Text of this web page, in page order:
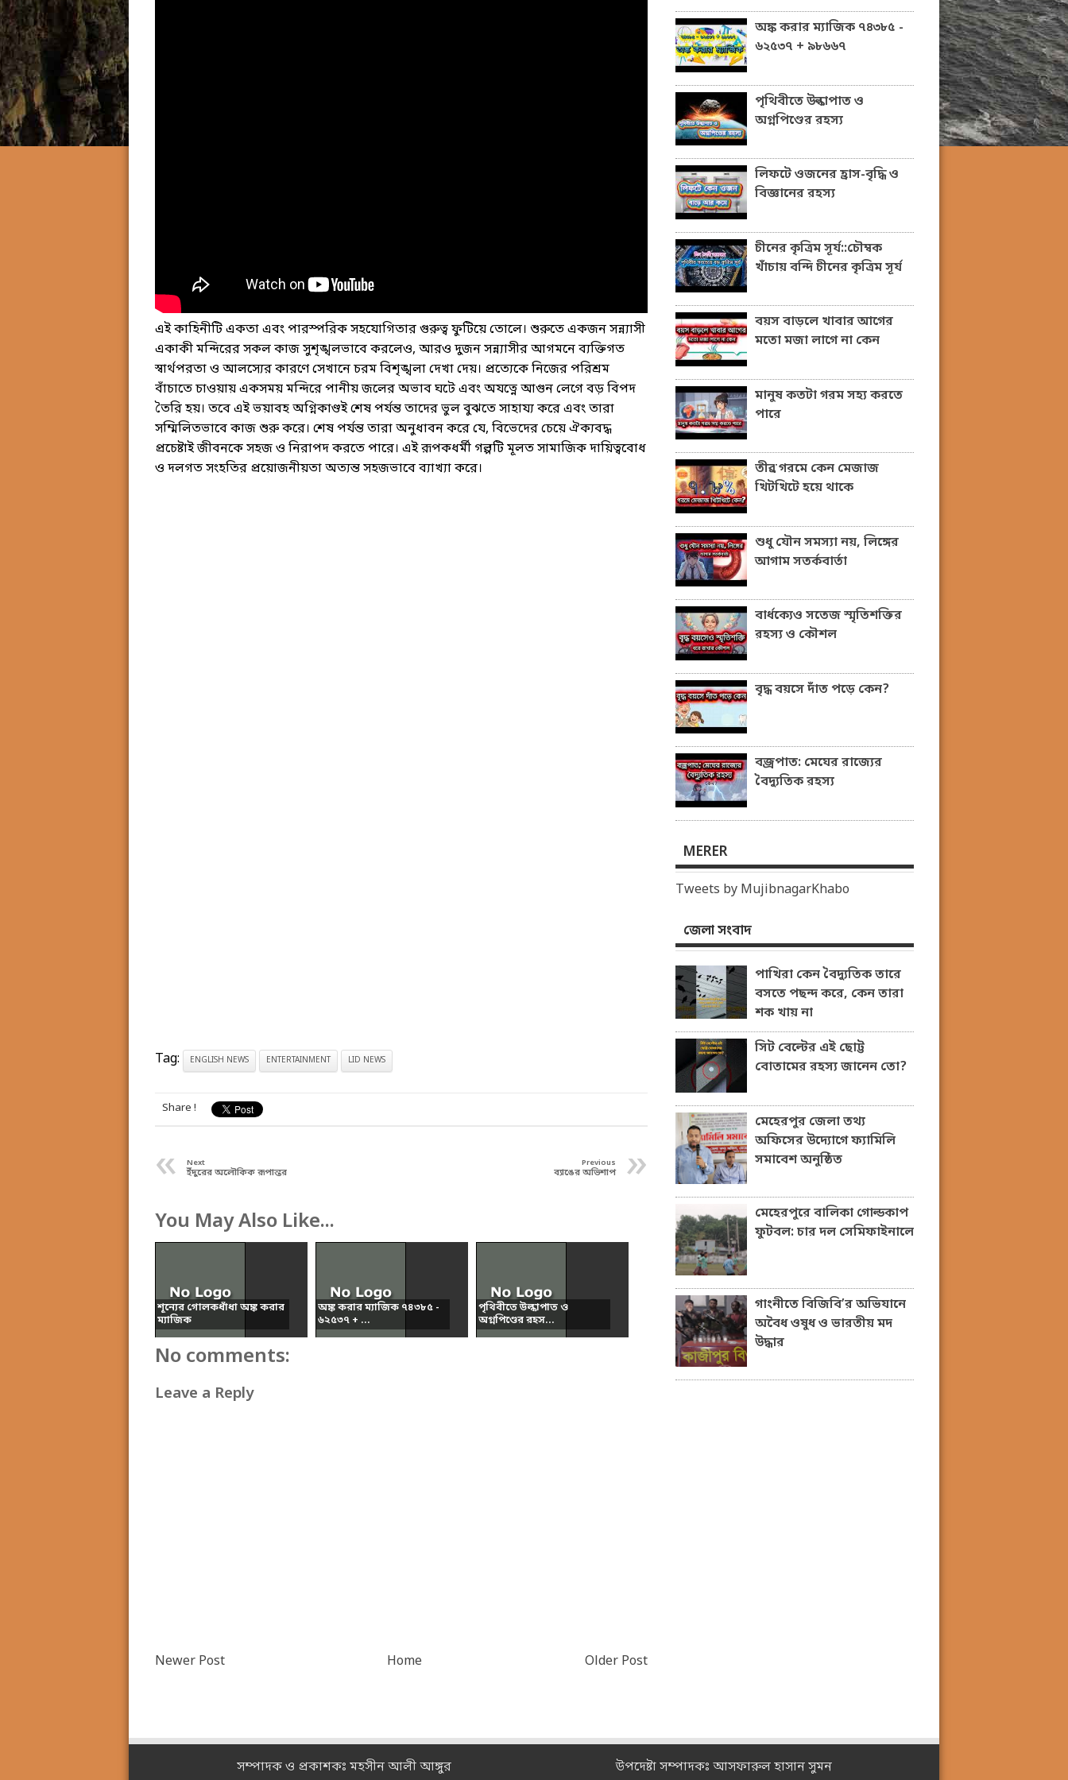
এই কাহিনীটি একতা এবং পারস্পরিক সহযোগিতার গুরুত্ব ফুটিয়ে তোলে। শুরুতে একজন সন্ন্যাসী
একাকী মন্দিরের সকল কাজ সুশৃঙ্খলভাবে করলেও, আরও দুজন সন্ন্যাসীর আগমনে ব্যক্তিগত
স্বার্থপরতা ও আলস্যের কারণে সেখানে চরম বিশৃঙ্খলা দেখা দেয়। প্রত্যেকে নিজের পরিশ্রম
বাঁচাতে চাওয়ায় একসময় মন্দিরে পানীয় জলের অভাব ঘটে এবং অযত্নে আগুন লেগে বড় বিপদ
তৈরি হয়। তবে এই ভয়াবহ অগ্নিকাণ্ডই শেষ পর্যন্ত তাদের ভুল বুঝতে সাহায্য করে এবং তারা
সম্মিলিতভাবে কাজ শুরু করে। শেষ পর্যন্ত তারা অনুধাবন করে যে, বিভেদের চেয়ে ঐক্যবদ্ধ
প্রচেষ্টাই জীবনকে সহজ ও নিরাপদ করতে পারে। এই রূপকধর্মী গল্পটি মূলত সামাজিক দায়িত্ববোধ
ও দলগত সংহতির প্রয়োজনীয়তা অত্যন্ত সহজভাবে ব্যাখ্যা করে।
Tag: ENGLISH NEWS ENTERTAINMENT LID NEWS
Share !
« Next
ইঁদুরের অলৌকিক রূপান্তর »
Previous
ব্যাঙের অভিশাপ
You May Also Like...
শূন্যের গোলকধাঁধা অঙ্ক করার
ম্যাজিক
অঙ্ক করার ম্যাজিক ৭৪৩৮৫ -
৬২৫৩৭ + ...
পৃথিবীতে উল্কাপাত ও
অগ্নপিণ্ডের রহস...
No comments:
Leave a Reply
Newer Post Older Post
Home
অঙ্ক করার ম্যাজিক ৭৪৩৮৫ -
৬২৫৩৭ + ৯৮৬৬৭
পৃথিবীতে উল্কাপাত ও
অগ্নপিণ্ডের রহস্য
লিফটে ওজনের হ্রাস-বৃদ্ধি ও
বিজ্ঞানের রহস্য
চীনের কৃত্রিম সূর্য::চৌম্বক
খাঁচায় বন্দি চীনের কৃত্রিম সূর্য
বয়স বাড়লে খাবার আগের
মতো মজা লাগে না কেন
মানুষ কতটা গরম সহ্য করতে
পারে
তীব্র গরমে কেন মেজাজ
খিটখিটে হয়ে থাকে
শুধু যৌন সমস্যা নয়, লিঙ্গের
আগাম সতর্কবার্তা
বার্ধক্যেও সতেজ স্মৃতিশক্তির
রহস্য ও কৌশল
বৃদ্ধ বয়সে দাঁত পড়ে কেন?
বজ্রপাত: মেঘের রাজ্যের
বৈদ্যুতিক রহস্য
MERER
Tweets by MujibnagarKhabo
জেলা সংবাদ
পাখিরা কেন বৈদ্যুতিক তারে
বসতে পছন্দ করে, কেন তারা
শক খায় না
সিট বেল্টের এই ছোট্ট
বোতামের রহস্য জানেন তো?
মেহেরপুর জেলা তথ্য
অফিসের উদ্যোগে ফ্যামিলি
সমাবেশ অনুষ্ঠিত
মেহেরপুরে বালিকা গোল্ডকাপ
ফুটবল: চার দল সেমিফাইনালে
গাংনীতে বিজিবি’র অভিযানে
অবৈধ ওষুধ ও ভারতীয় মদ
উদ্ধার
সম্পাদক ও প্রকাশকঃ মহসীন আলী আঙ্গুর উপদেষ্টা সম্পাদকঃ আসফারুল হাসান সুমন